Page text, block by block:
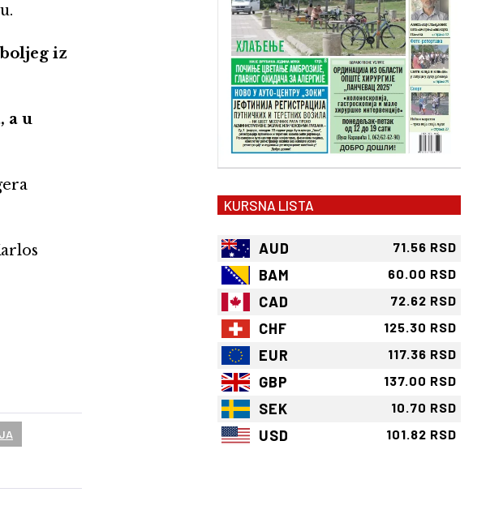
iz
a u
KURSNA LISTA
AUD 71.56 RSD
BAM 60.00 RSD
CAD 72.62 RSD
CHF 125.30 RSD
EUR 117.36 RSD
GBP 137.00 RSD
SEK 10.70 RSD
USD 101.82 RSD